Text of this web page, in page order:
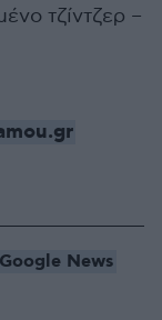
τζίντζερ –
News